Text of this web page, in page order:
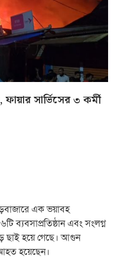
সার্ভিসের ৩ কর্মী
এক ভয়াবহ
ব্যবসাপ্রতিষ্ঠান এবং সংলগ্ন
ছাই হয়ে গেছে। আগুন
হয়েছেন।